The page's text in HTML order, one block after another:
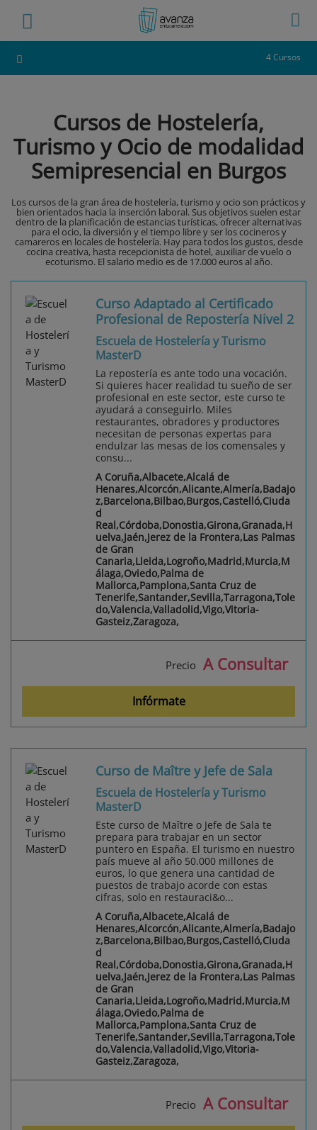
4 Cursos
Cursos de Hostelería,
Turismo y Ocio de modalidad
Semipresencial en Burgos
Los cursos de la gran área de hostelería, turismo y ocio son prácticos y
bien orientados hacia la inserción laboral. Sus objetivos suelen estar
dentro de la planificación de estancias turísticas, ofrecer alternativas
para el ocio, la diversión y el tiempo libre y ser los cocineros y
camareros en locales de hostelería. Hay para todos los gustos, desde
cocina creativa, hasta recepcionista de hotel, auxiliar de vuelo o
ecoturismo. El salario medio es de 17.000 euros al año.
Curso Adaptado al Certificado
Profesional de Repostería Nivel 2
Escuela de Hostelería y Turismo
MasterD
La repostería es ante todo una vocación.
Si quieres hacer realidad tu sueño de ser
profesional en este sector, este curso te
ayudará a conseguirlo. Miles
restaurantes, obradores y productores
necesitan de personas expertas para
endulzar las mesas de los comensales y
consu...
A Coruña,Albacete,Alcalá de
Henares,Alcorcón,Alicante,Almería,Badajo
z,Barcelona,Bilbao,Burgos,Castelló,Ciuda
d
Real,Córdoba,Donostia,Girona,Granada,H
uelva,Jaén,Jerez de la Frontera,Las Palmas
de Gran
Canaria,Lleida,Logroño,Madrid,Murcia,M
álaga,Oviedo,Palma de
Mallorca,Pamplona,Santa Cruz de
Tenerife,Santander,Sevilla,Tarragona,Tole
do,Valencia,Valladolid,Vigo,Vitoria-
Gasteiz,Zaragoza,
Precio A Consultar
Infórmate
Curso de Maître y Jefe de Sala
Escuela de Hostelería y Turismo
MasterD
Este curso de Maître o Jefe de Sala te
prepara para trabajar en un sector
puntero en España. El turismo en nuestro
país mueve al año 50.000 millones de
euros, lo que genera una cantidad de
puestos de trabajo acorde con estas
cifras, solo en restauraci&o...
A Coruña,Albacete,Alcalá de
Henares,Alcorcón,Alicante,Almería,Badajo
z,Barcelona,Bilbao,Burgos,Castelló,Ciuda
d
Real,Córdoba,Donostia,Girona,Granada,H
uelva,Jaén,Jerez de la Frontera,Las Palmas
de Gran
Canaria,Lleida,Logroño,Madrid,Murcia,M
álaga,Oviedo,Palma de
Mallorca,Pamplona,Santa Cruz de
Tenerife,Santander,Sevilla,Tarragona,Tole
do,Valencia,Valladolid,Vigo,Vitoria-
Gasteiz,Zaragoza,
Precio A Consultar